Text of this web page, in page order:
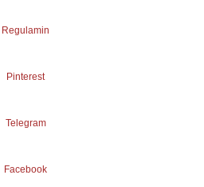
Regulamin
Pinterest
Telegram
Facebook